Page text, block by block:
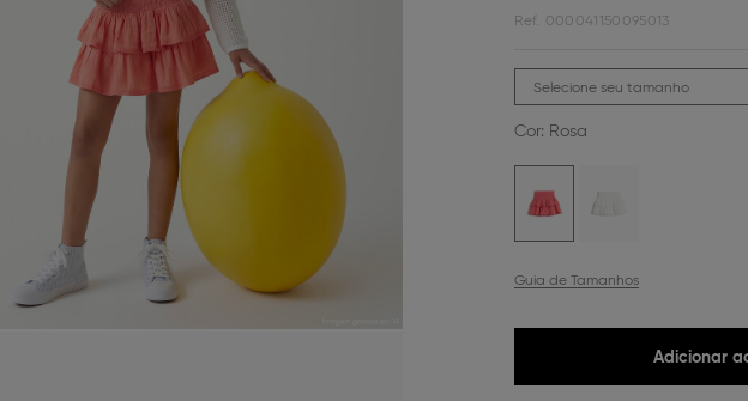
Ref. 000041150095013
Cor: Rosa
Guia de Tamanhos
Adicionar